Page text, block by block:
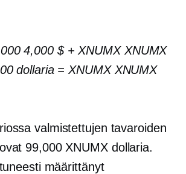
4,000 $ + XNUMX XNUMX
dollaria = XNUMX XNUMX
valmistettujen tavaroiden
99,000 XNUMX dollaria.
määrittänyt